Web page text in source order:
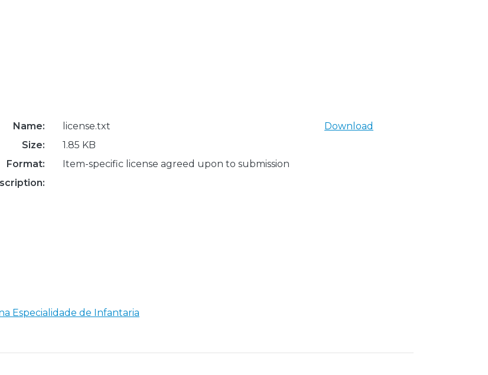
Name:
license.txt
Size:
1.85 KB
Format:
Item-specific license agreed upon to submission
Download
Especialidade de Infantaria